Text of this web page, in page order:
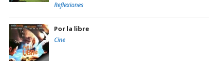
Reflexiones
Por la libre
Cine